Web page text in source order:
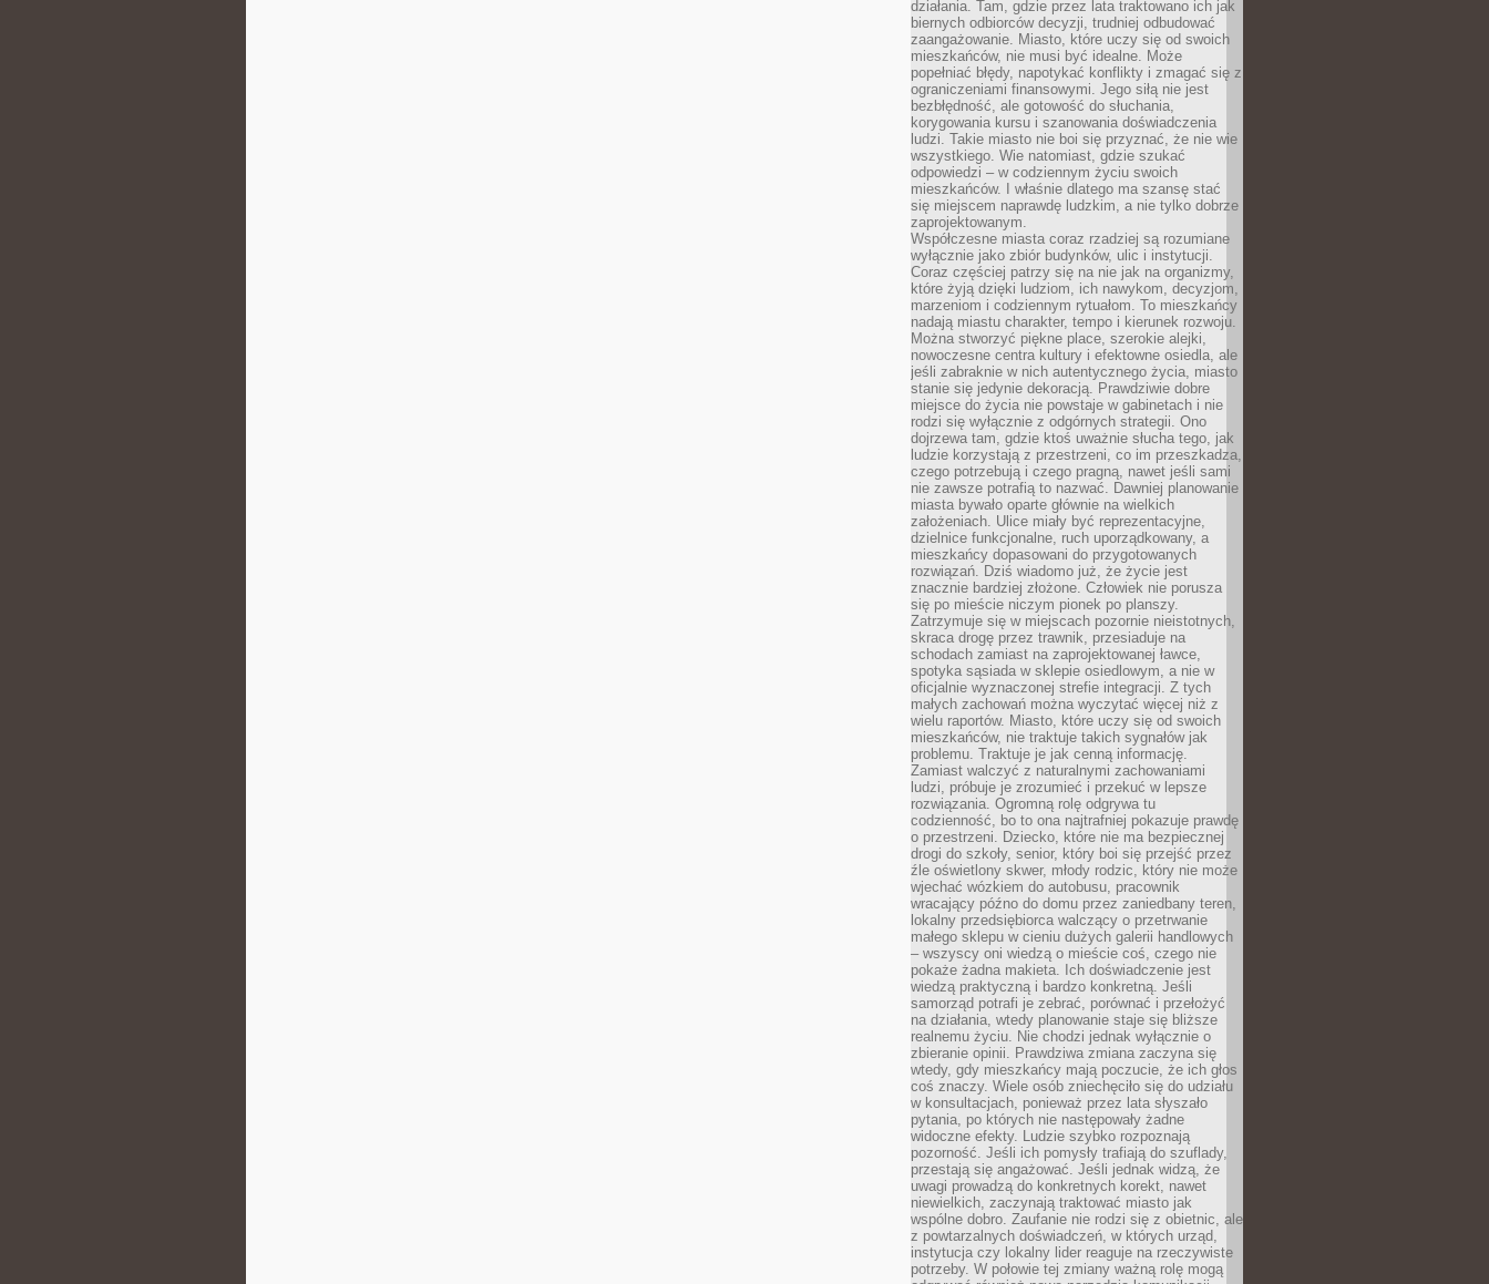
działania. Tam, gdzie przez lata traktowano ich jak
biernych odbiorców decyzji, trudniej odbudować
zaangażowanie. Miasto, które uczy się od swoich
mieszkańców, nie musi być idealne. Może
popełniać błędy, napotykać konflikty i zmagać się z
ograniczeniami finansowymi. Jego siłą nie jest
bezbłędność, ale gotowość do słuchania,
korygowania kursu i szanowania doświadczenia
ludzi. Takie miasto nie boi się przyznać, że nie wie
wszystkiego. Wie natomiast, gdzie szukać
odpowiedzi – w codziennym życiu swoich
mieszkańców. I właśnie dlatego ma szansę stać
się miejscem naprawdę ludzkim, a nie tylko dobrze
zaprojektowanym.
Współczesne miasta coraz rzadziej są rozumiane
wyłącznie jako zbiór budynków, ulic i instytucji.
Coraz częściej patrzy się na nie jak na organizmy,
które żyją dzięki ludziom, ich nawykom, decyzjom,
marzeniom i codziennym rytuałom. To mieszkańcy
nadają miastu charakter, tempo i kierunek rozwoju.
Można stworzyć piękne place, szerokie alejki,
nowoczesne centra kultury i efektowne osiedla, ale
jeśli zabraknie w nich autentycznego życia, miasto
stanie się jedynie dekoracją. Prawdziwie dobre
miejsce do życia nie powstaje w gabinetach i nie
rodzi się wyłącznie z odgórnych strategii. Ono
dojrzewa tam, gdzie ktoś uważnie słucha tego, jak
ludzie korzystają z przestrzeni, co im przeszkadza,
czego potrzebują i czego pragną, nawet jeśli sami
nie zawsze potrafią to nazwać. Dawniej planowanie
miasta bywało oparte głównie na wielkich
założeniach. Ulice miały być reprezentacyjne,
dzielnice funkcjonalne, ruch uporządkowany, a
mieszkańcy dopasowani do przygotowanych
rozwiązań. Dziś wiadomo już, że życie jest
znacznie bardziej złożone. Człowiek nie porusza
się po mieście niczym pionek po planszy.
Zatrzymuje się w miejscach pozornie nieistotnych,
skraca drogę przez trawnik, przesiaduje na
schodach zamiast na zaprojektowanej ławce,
spotyka sąsiada w sklepie osiedlowym, a nie w
oficjalnie wyznaczonej strefie integracji. Z tych
małych zachowań można wyczytać więcej niż z
wielu raportów. Miasto, które uczy się od swoich
mieszkańców, nie traktuje takich sygnałów jak
problemu. Traktuje je jak cenną informację.
Zamiast walczyć z naturalnymi zachowaniami
ludzi, próbuje je zrozumieć i przekuć w lepsze
rozwiązania. Ogromną rolę odgrywa tu
codzienność, bo to ona najtrafniej pokazuje prawdę
o przestrzeni. Dziecko, które nie ma bezpiecznej
drogi do szkoły, senior, który boi się przejść przez
źle oświetlony skwer, młody rodzic, który nie może
wjechać wózkiem do autobusu, pracownik
wracający późno do domu przez zaniedbany teren,
lokalny przedsiębiorca walczący o przetrwanie
małego sklepu w cieniu dużych galerii handlowych
– wszyscy oni wiedzą o mieście coś, czego nie
pokaże żadna makieta. Ich doświadczenie jest
wiedzą praktyczną i bardzo konkretną. Jeśli
samorząd potrafi je zebrać, porównać i przełożyć
na działania, wtedy planowanie staje się bliższe
realnemu życiu. Nie chodzi jednak wyłącznie o
zbieranie opinii. Prawdziwa zmiana zaczyna się
wtedy, gdy mieszkańcy mają poczucie, że ich głos
coś znaczy. Wiele osób zniechęciło się do udziału
w konsultacjach, ponieważ przez lata słyszało
pytania, po których nie następowały żadne
widoczne efekty. Ludzie szybko rozpoznają
pozorność. Jeśli ich pomysły trafiają do szuflady,
przestają się angażować. Jeśli jednak widzą, że
uwagi prowadzą do konkretnych korekt, nawet
niewielkich, zaczynają traktować miasto jak
wspólne dobro. Zaufanie nie rodzi się z obietnic, ale
z powtarzalnych doświadczeń, w których urząd,
instytucja czy lokalny lider reaguje na rzeczywiste
potrzeby. W połowie tej zmiany ważną rolę mogą